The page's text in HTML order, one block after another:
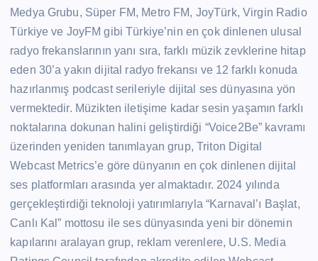
Medya Grubu, Süper FM, Metro FM, JoyTürk, Virgin Radio
Türkiye ve JoyFM gibi Türkiye’nin en çok dinlenen ulusal
radyo frekanslarının yanı sıra, farklı müzik zevklerine hitap
eden 30’a yakın dijital radyo frekansı ve 12 farklı konuda
hazırlanmış podcast serileriyle dijital ses dünyasına yön
vermektedir. Müzikten iletişime kadar sesin yaşamın farklı
noktalarına dokunan halini geliştirdiği “Voice2Be” kavramı
üzerinden yeniden tanımlayan grup, Triton Digital
Webcast Metrics’e göre dünyanın en çok dinlenen dijital
ses platformları arasında yer almaktadır. 2024 yılında
gerçekleştirdiği teknoloji yatırımlarıyla “Karnaval’ı Başlat,
Canlı Kal” mottosu ile ses dünyasında yeni bir dönemin
kapılarını aralayan grup, reklam verenlere, U.S. Media